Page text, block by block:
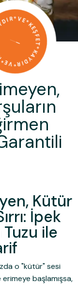
Kütür
İpek
ile
o "kütür" sesi
başlamışsa,